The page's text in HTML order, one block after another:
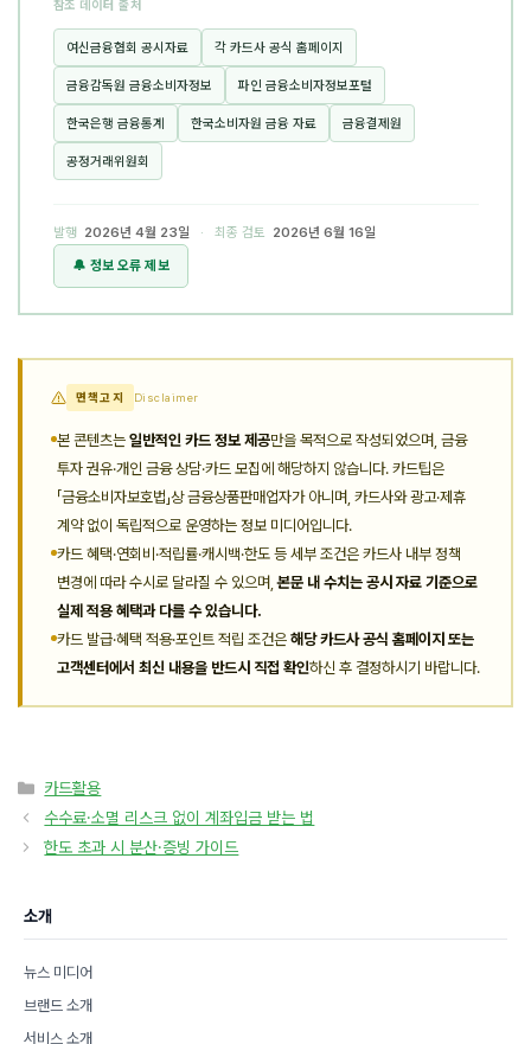
참조 데이터 출처
여신금융협회 공시자료 각 카드사 공식 홈페이지
금융감독원 금융소비자정보 파인 금융소비자정보포털
한국은행 금융통계 한국소비자원 금융 자료 금융결제원
공정거래위원회
발행 2026년 4월 23일 · 최종 검토
2026년 6월 16일
🔔 정보 오류 제보
면책고지 Disclaimer
본 콘텐츠는 일반적인 카드 정보 제공만을 목적으로 작성되었으며, 금융
투자 권유·개인 금융 상담·카드 모집에 해당하지 않습니다. 카드팁은
「금융소비자보호법」상 금융상품판매업자가 아니며, 카드사와 광고·제휴
계약 없이 독립적으로 운영하는 정보 미디어입니다.
카드 혜택·연회비·적립률·캐시백·한도 등 세부 조건은 카드사 내부 정책
변경에 따라 수시로 달라질 수 있으며,본문 내 수치는 공시 자료 기준으로
실제 적용 혜택과 다를 수 있습니다.
카드 발급·혜택 적용·포인트 적립 조건은 해당 카드사 공식 홈페이지 또는
고객센터에서 최신 내용을 반드시 직접 확인하신 후 결정하시기 바랍니다.
카
테
리
카드활용
수수료·소멸 리스크 없이 계좌입금 받는 법
한도 초과 시 분산·증빙 가이드
소개
뉴스 미디어
브랜드 소개
서비스 소개